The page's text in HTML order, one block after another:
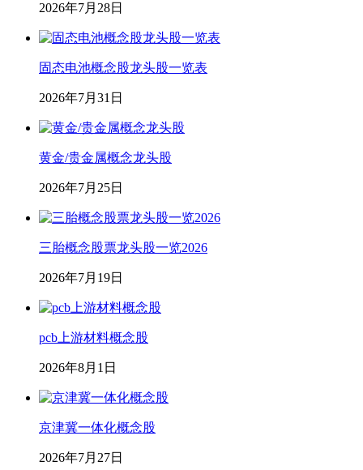
2026年7月28日
固态电池概念股龙头股一览表
2026年7月31日
黄金/贵金属概念龙头股
2026年7月25日
三胎概念股票龙头股一览2026
2026年7月19日
pcb上游材料概念股
2026年8月1日
京津冀一体化概念股
2026年7月27日